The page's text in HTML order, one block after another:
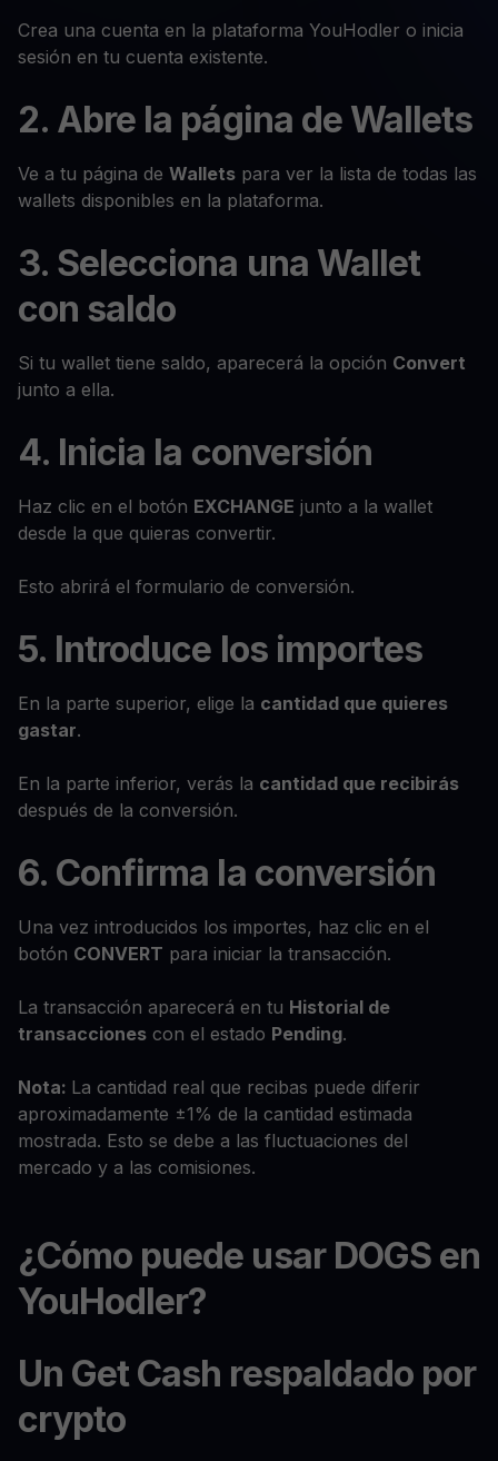
Crea una cuenta en la plataforma YouHodler o inicia
sesión en tu cuenta existente.
2. Abre la página de Wallets
Ve a tu página de Wallets para ver la lista de todas las
wallets disponibles en la plataforma.
3. Selecciona una Wallet
con saldo
Si tu wallet tiene saldo, aparecerá la opción Convert
junto a ella.
4. Inicia la conversión
Haz clic en el botón EXCHANGE junto a la wallet
desde la que quieras convertir.
Esto abrirá el formulario de conversión.
5. Introduce los importes
En la parte superior, elige la cantidad que quieres
gastar.
En la parte inferior, verás la cantidad que recibirás
después de la conversión.
6. Confirma la conversión
Una vez introducidos los importes, haz clic en el
botón CONVERT para iniciar la transacción.
La transacción aparecerá en tu Historial de
transacciones con el estado Pending.
Nota: La cantidad real que recibas puede diferir
aproximadamente ±1% de la cantidad estimada
mostrada. Esto se debe a las fluctuaciones del
mercado y a las comisiones.
¿Cómo puede usar DOGS en
YouHodler?
Un Get Cash respaldado por
crypto